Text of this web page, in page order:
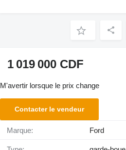
1 019 000 CDF
M'avertir lorsque le prix change
Contacter le vendeur
Marque: Ford